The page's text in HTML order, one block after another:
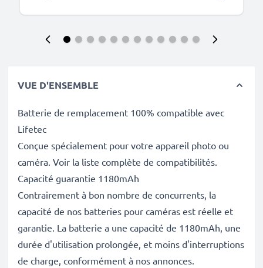
VUE D'ENSEMBLE
Batterie de remplacement 100% compatible avec
Lifetec
Conçue spécialement pour votre appareil photo ou
caméra. Voir la liste complète de compatibilités.
Capacité guarantie 1180mAh
Contrairement à bon nombre de concurrents, la
capacité de nos batteries pour caméras est réelle et
garantie. La batterie a une capacité de 1180mAh, une
durée d'utilisation prolongée, et moins d'interruptions
de charge, conformément à nos annonces.